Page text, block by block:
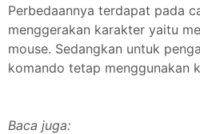
Perbedaannya terdapat pada
menggerakan karakter yaitu
mouse. Sedangkan untuk
komando tetap menggunakan
Baca juga: